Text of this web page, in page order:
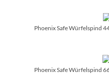
Phoenix Safe Würfelspind
Phoenix Safe Würfelspind